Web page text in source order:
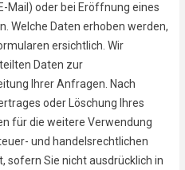
Mail) oder bei Eröffnung eines
Welche Daten erhoben werden,
ersichtlich. Wir
Daten zur
Ihrer Anfragen. Nach
oder Löschung Ihres
für die weitere Verwendung
und handelsrechtlichen
Sie nicht ausdrücklich in